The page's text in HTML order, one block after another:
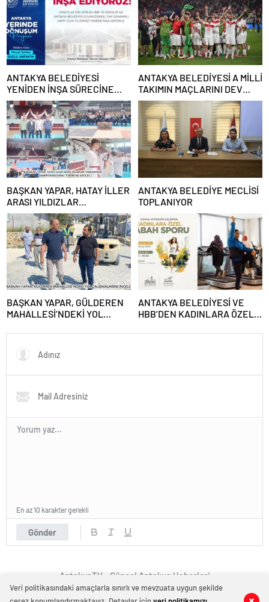
0 0
ANTAKYA BELEDİYESİ
YENİDEN İNŞA SÜRECİNE
DESTEK VERECEK
ANTAKYA BELEDİYESİ A MİLLİ
TAKIMIN MAÇLARINI DEV
EKRANDAN YAYINLAYACAK
BAŞKAN YAPAR, HATAY İLLER
ARASI YILDIZLAR
TAEKWONDO ŞAMPİYONASI
FİNAL TÖRENİ’NE KATILDI
ANTAKYA BELEDİYE MECLİSİ
TOPLANIYOR
BAŞKAN YAPAR, GÜLDEREN
MAHALLESİ’NDEKİ YOL
ANTAKYA BELEDİYESİ VE
HBB’DEN KADINLARA ÖZEL
Gönder
En az 10 karakter gerekli
AntakyaTV - Güncel Antakya Haberleri
Veri politikasındaki amaçlarla sınırlı ve mevzuata uygun şekilde